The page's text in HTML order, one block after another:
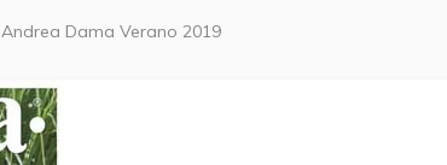
Andrea Dama Verano 2019